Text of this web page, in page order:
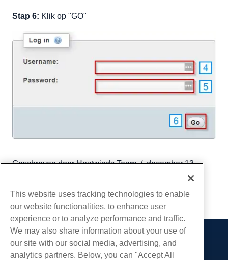
Stap 6: Klik op "GO"
Geschreven door Hostwinds Team/december 13,
Kopiëren URL
Producten
This website uses tracking technologies to enable
our website functionalities, to enhance user
experience or to analyze performance and traffic.
We may also share information about your use of
our site with our social media, advertising, and
analytics partners. Below, you can "Accept All